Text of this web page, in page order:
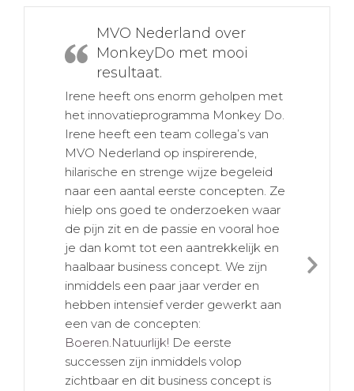
MVO Nederland over
MonkeyDo met mooi
resultaat.
Irene heeft ons enorm geholpen met
het innovatieprogramma Monkey Do.
Irene heeft een team collega’s van
MVO Nederland op inspirerende,
hilarische en strenge wijze begeleid
naar een aantal eerste concepten. Ze
hielp ons goed te onderzoeken waar
de pijn zit en de passie en vooral hoe
je dan komt tot een aantrekkelijk en
haalbaar business concept. We zijn
inmiddels een paar jaar verder en
hebben intensief verder gewerkt aan
een van de concepten:
Boeren.Natuurlijk! De eerste
successen zijn inmiddels volop
zichtbaar en dit business concept is